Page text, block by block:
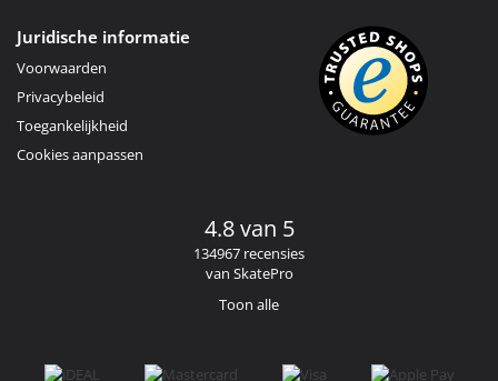
Juridische informatie
Voorwaarden
Privacybeleid
Toegankelijkheid
Cookies aanpassen
4.8 van 5
134967 recensies
van SkatePro
Toon alle